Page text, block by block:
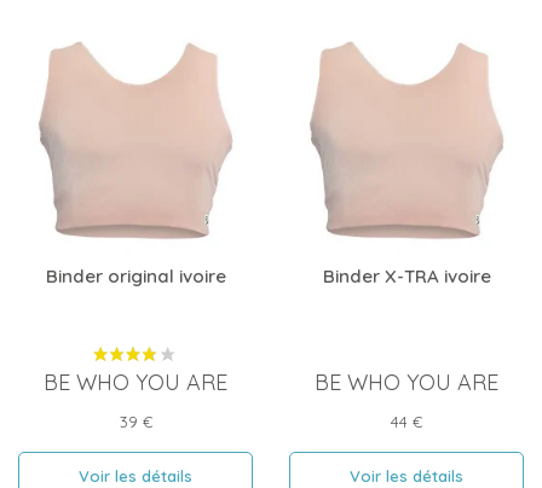
Binder original ivoire
BE WHO YOU ARE
Prix
39 €
Voir les détails
Binder X-TRA ivoire
BE WHO YOU ARE
Prix
44 €
Voir les détails